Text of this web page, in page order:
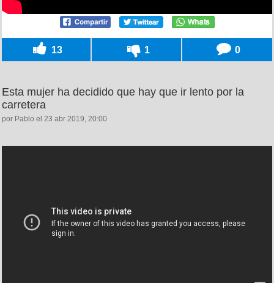
13 1 0
Esta mujer ha decidido que hay que ir lento por la
carretera
por Pablo el 23 abr 2019, 20:00